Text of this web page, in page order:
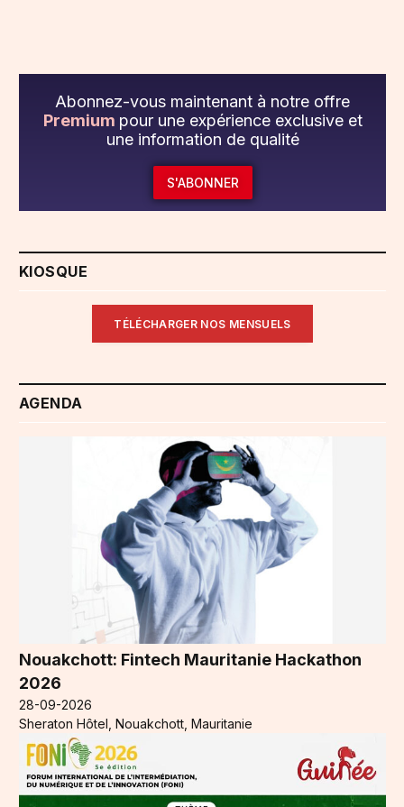
Abonnez-vous maintenant à notre offre
Premium pour une expérience exclusive et
une information de qualité
S'ABONNER
KIOSQUE
TÉLÉCHARGER NOS MENSUELS
AGENDA
Nouakchott: Fintech Mauritanie Hackathon
2026
28-09-2026
Sheraton Hôtel, Nouakchott, Mauritanie